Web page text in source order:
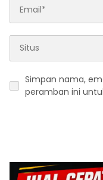
Simpan nama,
peramban ini